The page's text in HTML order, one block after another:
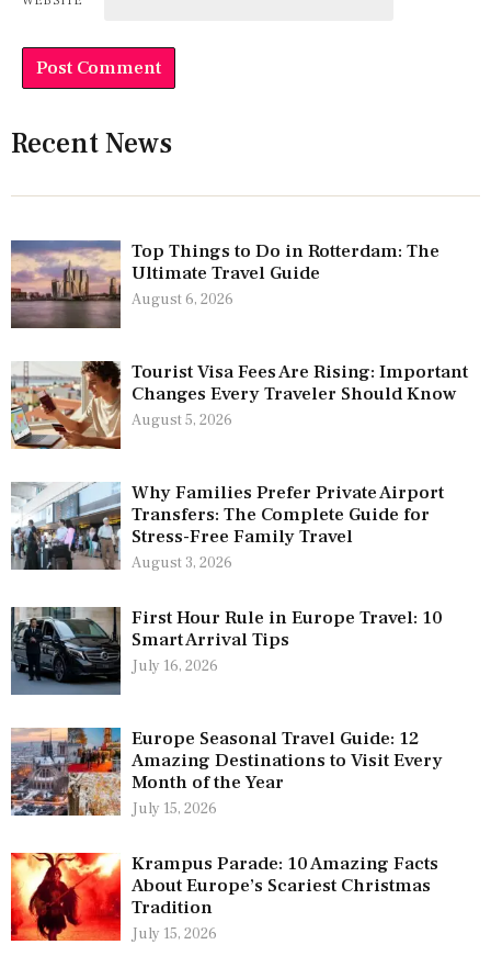
Recent News
Top Things to Do in Rotterdam: The
Ultimate Travel Guide
August 6, 2026
Tourist Visa Fees Are Rising: Important
Changes Every Traveler Should Know
August 5, 2026
Why Families Prefer Private Airport
Transfers: The Complete Guide for
Stress-Free Family Travel
August 3, 2026
First Hour Rule in Europe Travel: 10
Smart Arrival Tips
July 16, 2026
Europe Seasonal Travel Guide: 12
Amazing Destinations to Visit Every
Month of the Year
July 15, 2026
Krampus Parade: 10 Amazing Facts
About Europe’s Scariest Christmas
Tradition
July 15, 2026